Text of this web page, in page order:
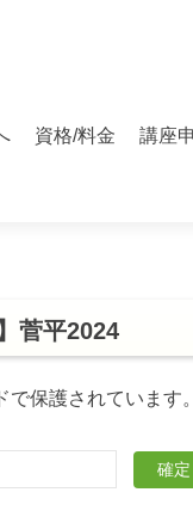
資格/料金 講座
菅平2024
で保護されています